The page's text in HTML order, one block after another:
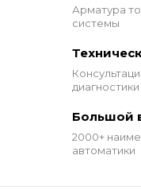
Арматура
системы
Большой
2000+
автоматики